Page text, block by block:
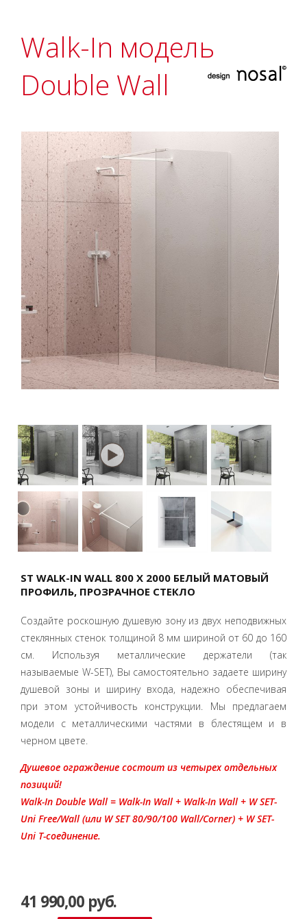
Walk-In модель
Double Wall
ST WALK-IN WALL 800 X 2000 БЕЛЫЙ МАТОВЫЙ
ПРОФИЛЬ, ПРОЗРАЧНОЕ СТЕКЛО
Создайте роскошную душевую зону из двух неподвижных
стеклянных стенок толщиной 8 мм шириной от 60 до 160
см. Используя металлические держатели (так
называемые W-SET), Вы самостоятельно задаете ширину
душевой зоны и ширину входа, надежно обеспечивая
при этом устойчивость конструкции. Мы предлагаем
модели с металлическими частями в блестящем и в
черном цвете.
Душевое ограждение состоит из четырех отдельных
позиций!
Walk-In Double Wall = Walk-In Wall + Walk-In Wall + W SET-
Uni Free/Wall (или W SET 80/90/100 Wall/Corner) + W SET-
Uni T-соединение.
41 990,00 руб.